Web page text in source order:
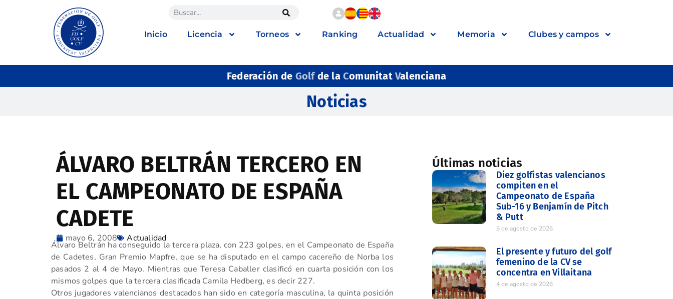
Inicio Licencia Torneos Ranking Actualidad Memoria Clubes y campos
Federación de Golfde la ComunitatValenciana
Noticias
ÁLVARO BELTRÁN TERCERO EN
EL CAMPEONATO DE ESPAÑA
CADETE
mayo 6, 2008 Actualidad
Álvaro Beltrán ha conseguido la tercera plaza, con 223 golpes, en el Campeonato de España
de Cadetes, Gran Premio Mapfre, que se ha disputado en el campo cacereño de Norba los
pasados 2 al 4 de Mayo. Mientras que Teresa Caballer clasificó en cuarta posición con los
mismos golpes que la tercera clasificada Camila Hedberg, es decir 227.
Otros jugadores valencianos destacados han sido en categoría masculina, la quinta posición
Últimas noticias
Diez golfistas valencianos
compiten en el
Campeonato de España
Sub-16 y Benjamín de Pitch
& Putt
5 de agosto de 2026
El presente y futuro del golf
femenino de la CV se
concentra en Villaitana
4 de agosto de 2026